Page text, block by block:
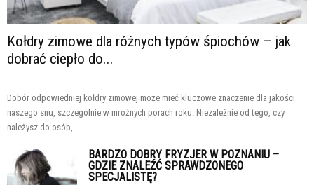
Kołdry zimowe dla różnych typów śpiochów – jak
dobrać ciepło do...
Dobór odpowiedniej kołdry zimowej może mieć kluczowe znaczenie dla jakości
naszego snu, szczególnie w mroźnych porach roku. Niezależnie od tego, czy
należysz do osób,...
BARDZO DOBRY FRYZJER W POZNANIU –
GDZIE ZNALEŹĆ SPRAWDZONEGO
SPECJALISTĘ?